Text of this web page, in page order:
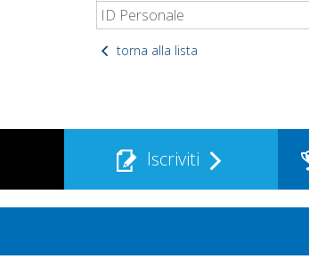
ID Personale
torna alla lista
Iscriviti